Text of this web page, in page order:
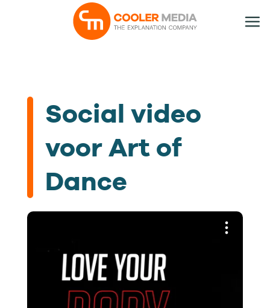
Social video
voor Art of
Dance